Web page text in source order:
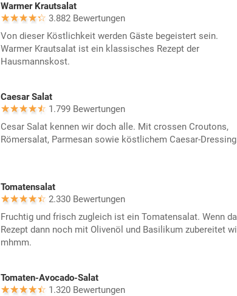
Warmer Krautsalat
3.882 Bewertungen
Von dieser Köstlichkeit werden Gäste begeistert sein.
Warmer Krautsalat ist ein klassisches Rezept der
Hausmannskost.
Caesar Salat
1.799 Bewertungen
Cesar Salat kennen wir doch alle. Mit crossen Croutons,
Römersalat, Parmesan sowie köstlichem Caesar-
Tomatensalat
2.330 Bewertungen
Fruchtig und frisch zugleich ist ein Tomatensalat. Wenn
Rezept dann noch mit Olivenöl und Basilikum zubereitet
mhmm.
Tomaten-Avocado-Salat
1.320 Bewertungen